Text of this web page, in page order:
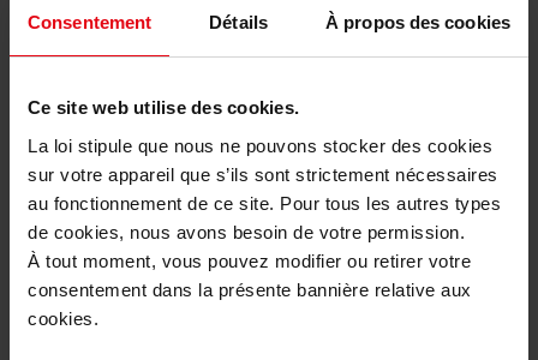
Consentement Détails À propos des cookies
Ce site web utilise des cookies.
La loi stipule que nous ne pouvons stocker des cookies
sur votre appareil que s’ils sont strictement nécessaires
au fonctionnement de ce site. Pour tous les autres types
de cookies, nous avons besoin de votre permission.
À tout moment, vous pouvez modifier ou retirer votre
consentement dans la présente bannière relative aux
cookies.
Retour gratuit dans votre magasin
Description